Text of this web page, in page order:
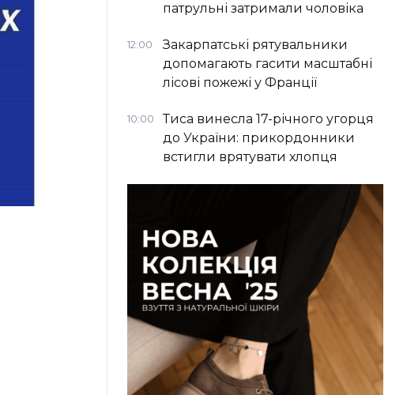
патрульні затримали чоловіка
12:00
Закарпатські рятувальники
допомагають гасити масштабні
лісові пожежі у Франції
10:00
Тиса винесла 17-річного угорця
до України: прикордонники
встигли врятувати хлопця